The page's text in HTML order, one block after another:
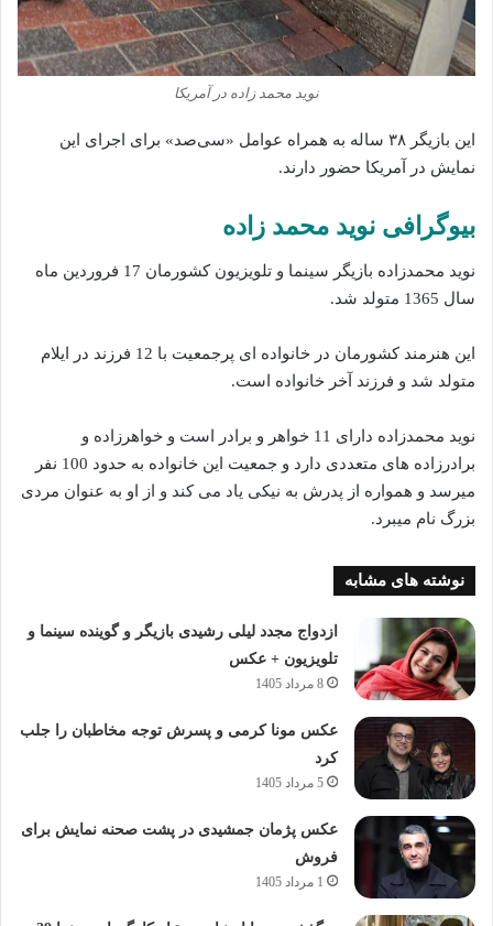
نوید محمد زاده در آمریکا
این بازیگر ۳۸ ساله به همراه عوامل «سی‌صد» برای اجرای این
نمایش در آمریکا حضور دارند.
بیوگرافی نوید محمد زاده
نوید محمدزاده بازیگر سینما و تلویزیون کشورمان 17 فروردین ماه
سال 1365 متولد شد.
این هنرمند کشورمان در خانواده ای پرجمعیت با 12 فرزند در ایلام
متولد شد و فرزند آخر خانواده است.
نوید محمدزاده‌ دارای 11 خواهر و برادر است و خواهرزاده و
برادرزاده‌ های متعددی دارد و جمعیت این خانواده به حدود 100 نفر
میرسد و همواره از پدرش به نیکی یاد می کند و از او به عنوان مردی
بزرگ نام میبرد.
نوشته های مشابه
ازدواج مجدد لیلی رشیدی بازیگر و گوینده سینما و
تلویزیون + عکس
8 مرداد 1405
عکس مونا کرمی و پسرش توجه مخاطبان را جلب
کرد
5 مرداد 1405
عکس پژمان جمشیدی در پشت صحنه نمایش برای
فروش
1 مرداد 1405